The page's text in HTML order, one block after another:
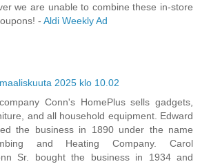
we are unable to combine these in-store
- Aldi Weekly Ad
2025 klo 10.02
Conn's HomePlus sells gadgets,
and all household equipment. Edward
the business in 1890 under the name
and Heating Company. Carol
Sr. bought the business in 1934 and